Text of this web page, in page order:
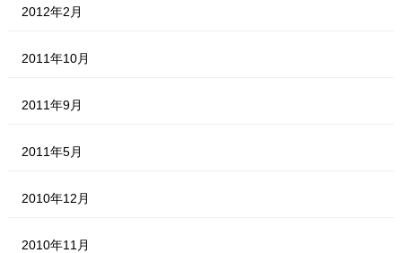
2012年2月
2011年10月
2011年9月
2011年5月
2010年12月
2010年11月